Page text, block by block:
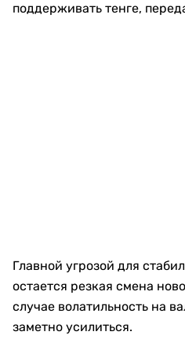
поддерживать тенге,
Главной угрозой для
остается резкая смена
случае волатильность на
заметно усилиться.